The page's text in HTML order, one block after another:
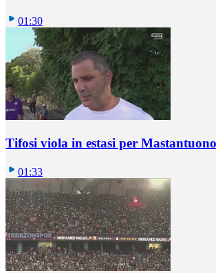
01:30
Tifosi viola in estasi per Mastantuono
01:33